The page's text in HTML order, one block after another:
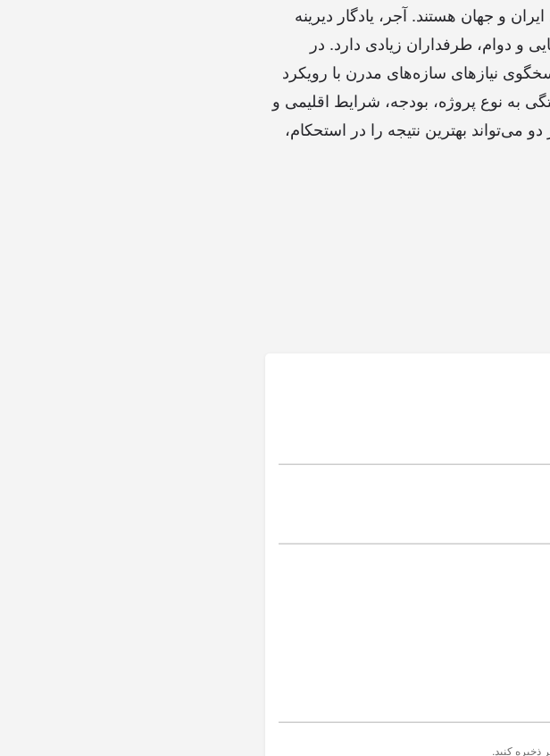
و جهان هستند. آجر، یادگار دیرینه
و دوام، طرفداران زیادی دارد. در
نیازهای سازه‌های مدرن با رویکرد
به نوع پروژه، بودجه، شرایط اقلیمی و
می‌تواند بهترین نتیجه را در استحکام،
ذخیره کنید.